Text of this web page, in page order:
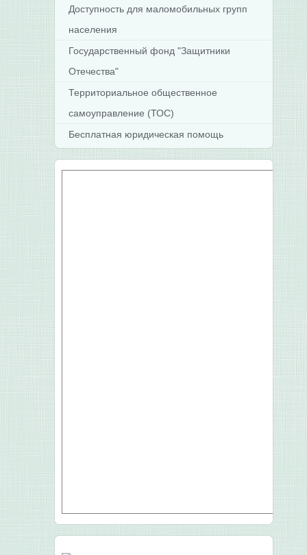
Доступность для маломобильных групп
населения
Государственный фонд "Защитники
Отечества"
Территориальное общественное
самоуправление (ТОС)
Бесплатная юридическая помощь